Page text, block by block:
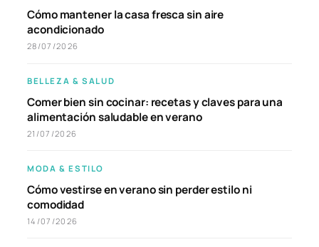
Cómo mantener la casa fresca sin aire
acondicionado
28/07/2026
BELLEZA & SALUD
Comer bien sin cocinar: recetas y claves para una
alimentación saludable en verano
21/07/2026
MODA & ESTILO
Cómo vestirse en verano sin perder estilo ni
comodidad
14/07/2026